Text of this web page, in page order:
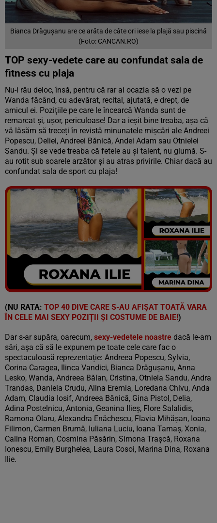
Bianca Drăgușanu are ce arăta de câte ori iese la plajă sau piscină
(Foto: CANCAN.RO)
TOP sexy-vedete care au confundat sala de
fitness cu plaja
Nu-i rău deloc, însă, pentru că rar ai ocazia să o vezi pe
Wanda făcând, cu adevărat, recital, ajutată, e drept, de
amicul ei. Pozițiile pe care le încearcă Wanda sunt de
remarcat și, ușor, periculoase! Dar a ieșit bine treaba, așa că
vă lăsăm să treceți în revistă minunatele mișcări ale Andreei
Popescu, Deliei, Andreei Bănică, Andei Adam sau Otnielei
Sandu. Și se vede treaba că fetele au și talent, nu glumă. S-
au rotit sub soarele arzător și au atras privirile. Chiar dacă au
confundat sala de sport cu plaja!
Vezi galeria foto
100 poze
(NU RATA: TOP 40 DIVE CARE S-AU AFIȘAT TOATĂ VARA
ÎN CELE MAI SEXY POZIȚII ȘI COSTUME DE BAIE!)
Dar s-ar supăra, oarecum, sexy-vedetele noastre dacă le-am
sări, așa că să le expunem pe toate cele care fac o
spectaculoasă reprezentație: Andreea Popescu, Sylvia,
Corina Caragea, Ilinca Vandici, Bianca Drăgușanu, Anna
Lesko, Wanda, Andreea Bălan, Cristina, Otniela Sandu, Andra
Trandas, Daniela Crudu, Alina Eremia, Loredana Chivu, Anda
Adam, Claudia Iosif, Andreea Bănică, Gina Pistol, Delia,
Adina Postelnicu, Antonia, Geanina Ilieș, Flore Salalidis,
Ramona Olaru, Alexandra Enăchescu, Flavia Mihășan, Ioana
Filimon, Carmen Brumă, Iuliana Luciu, Ioana Tamaș, Xonia,
Calina Roman, Cosmina Păsărin, Simona Trașcă, Roxana
Ionescu, Emily Burghelea, Laura Cosoi, Marina Dina, Roxana
Ilie.